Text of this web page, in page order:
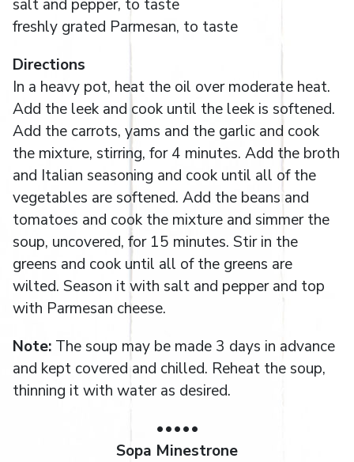
salt and pepper, to taste
freshly grated Parmesan, to taste
Directions
In a heavy pot, heat the oil over moderate heat.
Add the leek and cook until the leek is softened.
Add the carrots, yams and the garlic and cook
the mixture, stirring, for 4 minutes. Add the broth
and Italian seasoning and cook until all of the
vegetables are softened. Add the beans and
tomatoes and cook the mixture and simmer the
soup, uncovered, for 15 minutes. Stir in the
greens and cook until all of the greens are
wilted. Season it with salt and pepper and top
with Parmesan cheese.
Note: The soup may be made 3 days in advance
and kept covered and chilled. Reheat the soup,
thinning it with water as desired.
•••••
Sopa Minestrone